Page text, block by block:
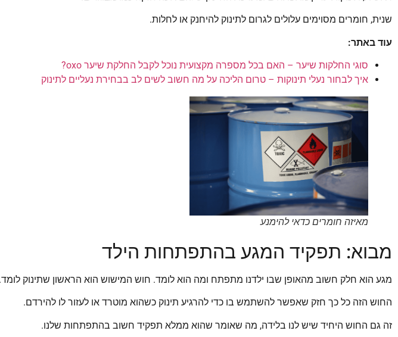
שנית, חומרים מסוימים עלולים לגרום לתינוק להיחנק או לחלות.
עוד באתר:
סוגי החלקות שיער – האם בכל מספרה מקצועית נוכל לקבל החלקת שיער oxo?
איך לבחור נעלי תינוקות – טרום הליכה על מה חשוב לשים לב בבחירת נעליים לתינוק
מאיזה חומרים כדאי להימנע
מבוא: תפקיד המגע בהתפתחות הילד
מגע הוא חלק חשוב מהאופן שבו ילדנו מתפתח ומה הוא לומד. חוש המישוש הוא הראשון שתינוק לומד.
החוש הזה כל כך חזק שאפשר להשתמש בו כדי להרגיע תינוק כשהוא מוטרד או לעזור לו להירדם.
זה גם החוש היחיד שיש לנו בלידה, מה שאומר שהוא ממלא תפקיד חשוב בהתפתחות שלנו.